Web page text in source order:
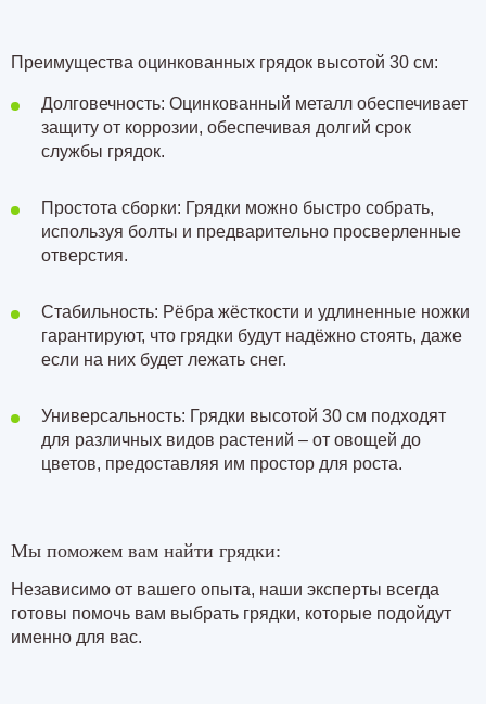
Преимущества оцинкованных грядок высотой 30 см:
Долговечность: Оцинкованный металл обеспечивает
защиту от коррозии, обеспечивая долгий срок
службы грядок.
Простота сборки: Грядки можно быстро собрать,
используя болты и предварительно просверленные
отверстия.
Стабильность: Рёбра жёсткости и удлиненные ножки
гарантируют, что грядки будут надёжно стоять, даже
если на них будет лежать снег.
Универсальность: Грядки высотой 30 см подходят
для различных видов растений – от овощей до
цветов, предоставляя им простор для роста.
Мы поможем вам найти грядки:
Независимо от вашего опыта, наши эксперты всегда
готовы помочь вам выбрать грядки, которые подойдут
именно для вас.